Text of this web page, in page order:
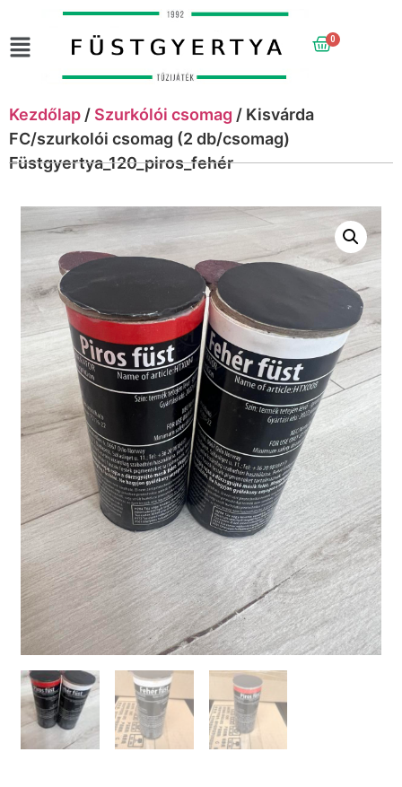
0
Kezdőlap / Szurkólói csomag / Kisvárda
FC/szurkolói csomag (2 db/csomag)
Füstgyertya_120_piros_fehér